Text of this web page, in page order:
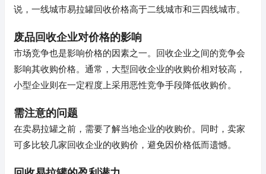
说，一线城市易拉罐回收价格高于二线城市和三四线城市。
废品回收企业对价格的影响
市场竞争也是影响价格的因素之一。回收企业之间的竞争会
影响其收购价格。通常，大型回收企业的收购价相对较高，
小型企业则在一定程度上采用恶性竞争手段降低收购价。
需注意的问题
在卖易拉罐之前，需要了解当地企业的收购价。同时，卖家
可多比较几家回收企业的收购价，避免因价格低而遗憾。